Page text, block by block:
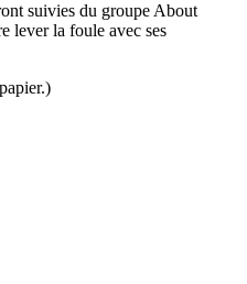
suivies du groupe About
lever la foule avec ses